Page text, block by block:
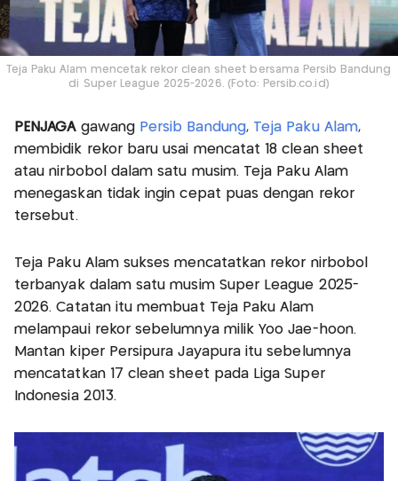
Teja Paku Alam mencetak rekor clean sheet bersama Persib Bandung
di Super League 2025-2026. (Foto: Persib.co.id)
PENJAGAgawang Persib Bandung, Teja Paku Alam,
membidik rekor baru usai mencatat 18 clean sheet
atau nirbobol dalam satu musim. Teja Paku Alam
menegaskan tidak ingin cepat puas dengan rekor
tersebut.
Teja Paku Alam sukses mencatatkan rekor nirbobol
terbanyak dalam satu musim Super League 2025-
2026. Catatan itu membuat Teja Paku Alam
melampaui rekor sebelumnya milik Yoo Jae-hoon.
Mantan kiper Persipura Jayapura itu sebelumnya
mencatatkan 17 clean sheet pada Liga Super
Indonesia 2013.